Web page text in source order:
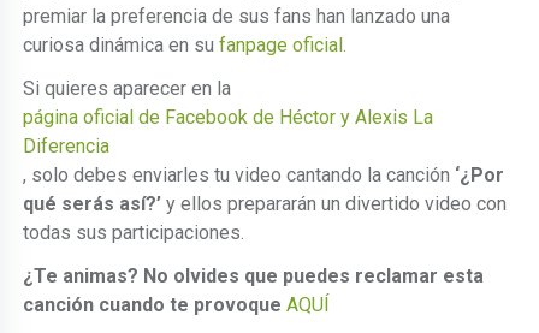
premiar la preferencia de sus fans han lanzado una
curiosa dinámica en sufanpage oficial.
Si quieres aparecer en la
página oficial de Facebook de Héctor y Alexis La
Diferencia
, solo debes enviarles tu video cantando la canción ‘¿Por
qué serás así?’ y ellos prepararán un divertido video con
todas sus participaciones.
¿Te animas? No olvides que puedes reclamar esta
canción cuando te provoque AQUÍ